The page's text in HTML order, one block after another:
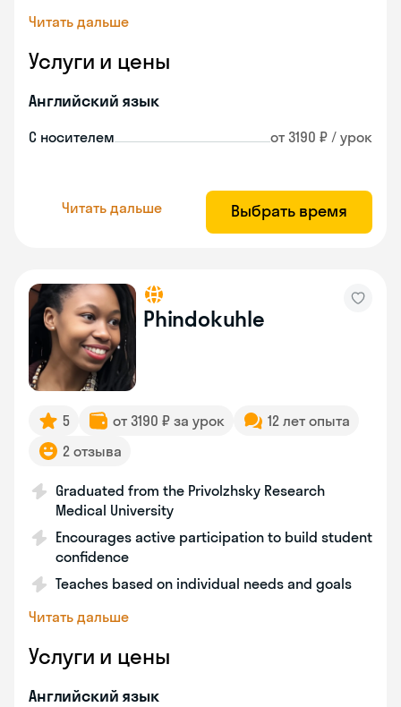
Читать дальше
Услуги и цены
Английский язык
С носителем от 3190 ₽ / урок
Читать дальше Выбрать время
Phindokuhle
5 от 3190 ₽ за урок
12 лет опыта
2 отзыва
Graduated from the Privolzhsky Research
Medical University
Encourages active participation to build student
confidence
Teaches based on individual needs and goals
Читать дальше
Услуги и цены
Английский язык